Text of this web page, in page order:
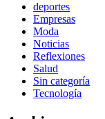
deportes
Empresas
Moda
Noticias
Reflexiones
Salud
Sin categoría
Tecnología